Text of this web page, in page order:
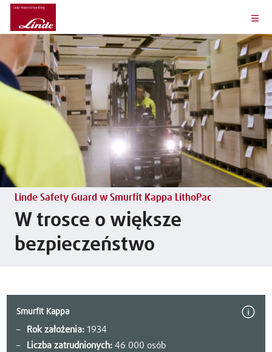
Linde Safety Guard w Smurfit Kappa LithoPac
W trosce o większe
bezpieczeństwo
Smurfit Kappa
Rok założenia: 1934
Liczba zatrudnionych: 46 000 osób